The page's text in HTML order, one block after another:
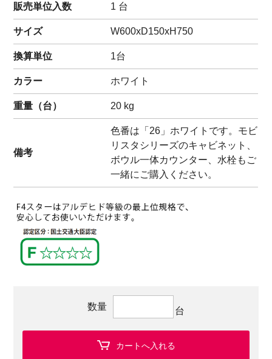
販売単位入数 1 台
サイズ W600xD150xH750
換算単位 1台
カラー ホワイト
重量（台） 20 kg
備考
色番は「26」ホワイトです。モビ
リスタシリーズのキャビネット、
ボウル一体カウンター、水栓もご
一緒にご購入ください。
数量 台
カートへ入れる